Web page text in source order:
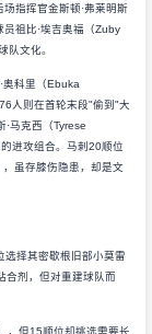
指挥官金斯顿·弗莱明斯
祖比·埃吉奥福（Zuby
队文化。
科里（Ebuka
人则在首轮末段"偷到"大
马克西（Tyrese
进攻组合。马刺20顺位
虽存膝伤隐患，却是文
择其密歇根旧部小莫雷
合剂，但对重建球队而
但15顺位却挑选需要长